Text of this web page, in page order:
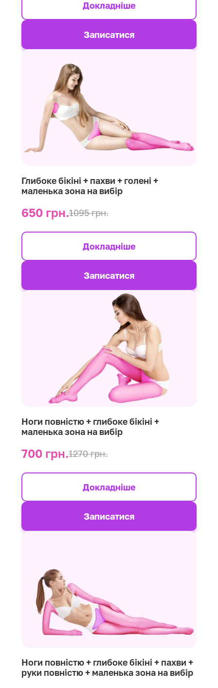
Докладніше
Записатися
Глибоке бікіні + пахви + голені +
маленька зона на вибір
650 грн.1095 грн.
Докладніше
Записатися
Ноги повністю + глибоке бікіні +
маленька зона на вибір
700 грн.1270 грн.
Докладніше
Записатися
Ноги повністю + глибоке бікіні + пахви +
руки повністю + маленька зона на вибір